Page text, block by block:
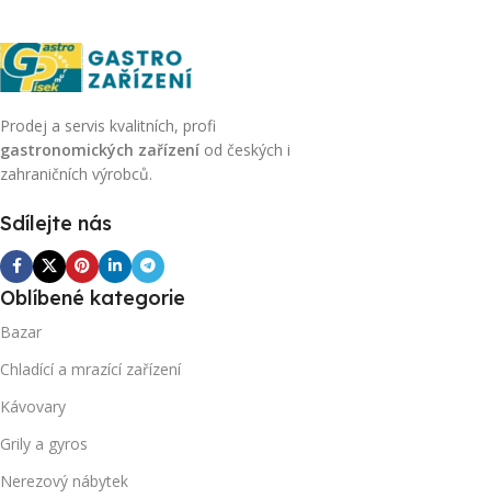
Prodej a servis kvalitních, profi
gastronomických zařízení od českých i
zahraničních výrobců.
Sdílejte nás
Oblíbené kategorie
Bazar
Chladící a mrazící zařízení
Kávovary
Grily a gyros
Nerezový nábytek